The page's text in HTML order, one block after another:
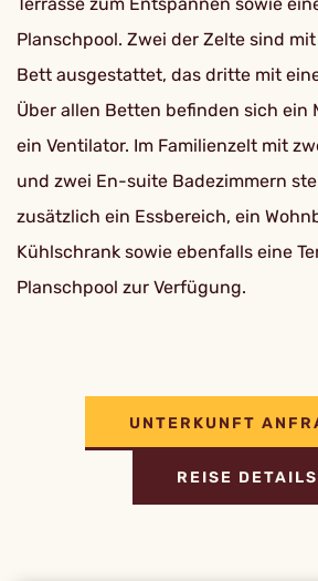
Planschpool. Zwei der Zelte sind
Bett ausgestattet, das dritte mit
Über allen Betten befinden sich ein
ein Ventilator. Im Familienzelt mit
und zwei En-suite Badezimmern
zusätzlich ein Essbereich, ein
Kühlschrank sowie ebenfalls eine
Planschpool zur Verfügung.
UNTERKUNFT
REISE DETAILS